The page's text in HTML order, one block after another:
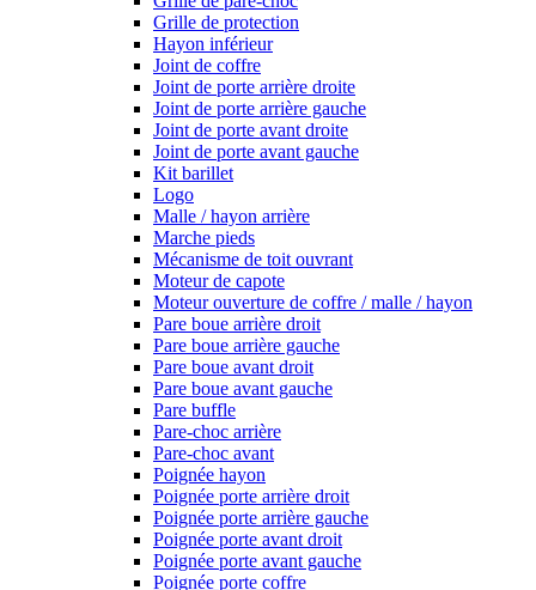
Grille de protection
Hayon inférieur
Joint de coffre
Joint de porte arrière droite
Joint de porte arrière gauche
Joint de porte avant droite
Joint de porte avant gauche
Kit barillet
Logo
Malle / hayon arrière
Marche pieds
Mécanisme de toit ouvrant
Moteur de capote
Moteur ouverture de coffre / malle / hayon
Pare boue arrière droit
Pare boue arrière gauche
Pare boue avant droit
Pare boue avant gauche
Pare buffle
Pare-choc arrière
Pare-choc avant
Poignée hayon
Poignée porte arrière droit
Poignée porte arrière gauche
Poignée porte avant droit
Poignée porte avant gauche
Poignée porte coffre